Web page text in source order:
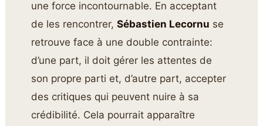
une force incontournable. En acceptant
de les rencontrer,Sébastien Lecornu se
retrouve face à une double contrainte:
d’une part, il doit gérer les attentes de
son propre parti et, d’autre part, accepter
des critiques qui peuvent nuire à sa
crédibilité. Cela pourrait apparaître